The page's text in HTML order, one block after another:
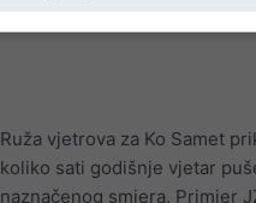
Ruža vjetrova za Ko Samet
koliko sati godišnje vjetar
naznačenog smjera. Primjer